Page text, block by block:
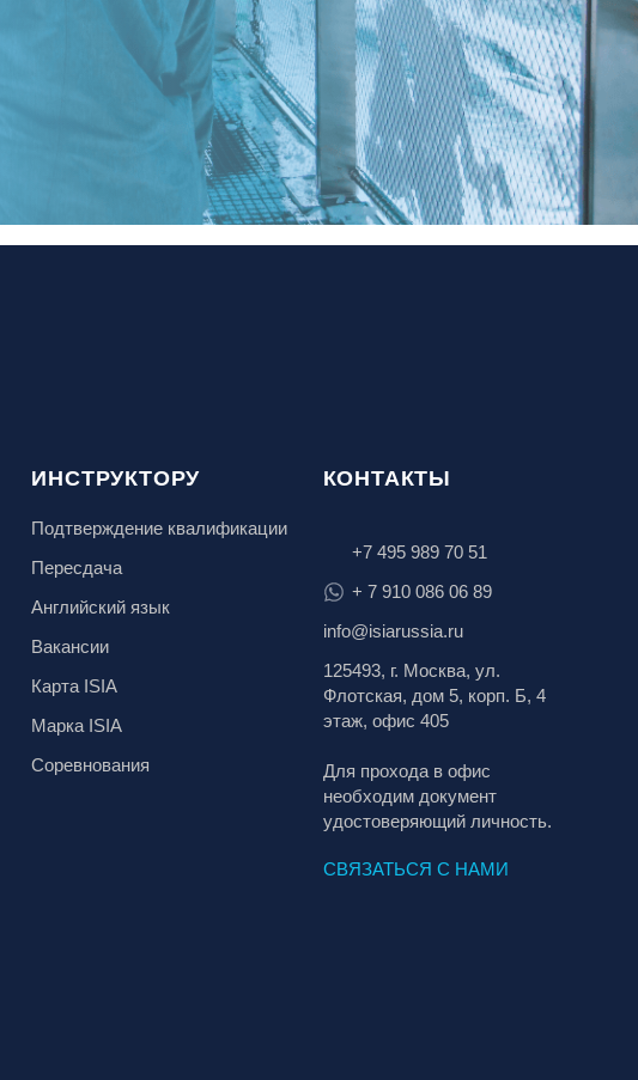
ИНСТРУКТОРУ
Подтверждение квалификации
Пересдача
Английский язык
Вакансии
Карта ISIA
Марка ISIA
Соревнования
КОНТАКТЫ
+7 495 989 70 51
+ 7 910 086 06 89
info@isiarussia.ru
125493, г. Москва, ул.
Флотская, дом 5, корп. Б, 4
этаж, офис 405
Для прохода в офис
необходим документ
удостоверяющий личность.
СВЯЗАТЬСЯ С НАМИ